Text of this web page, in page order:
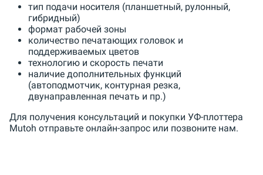
тип подачи носителя (планшетный, рулонный,
гибридный)
формат рабочей зоны
количество печатающих головок и
поддерживаемых цветов
технологию и скорость печати
наличие дополнительных функций
(автоподмотчик, контурная резка,
двунаправленная печать и пр.)
Для получения консультаций и покупки УФ-плоттера
Mutoh отправьте онлайн-запрос или позвоните нам.